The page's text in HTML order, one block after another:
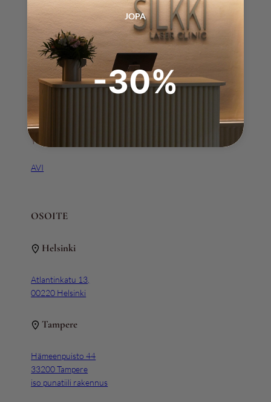
JOPA
-30%
varaukset@ silkkilaserclinic.fi
+358 (0) 4025 000 45
Y-tunnus 3111163-5
AVI
OSOITE
Helsinki
Atlantinkatu 13,
00220 Helsinki
Tampere
Hämeenpuisto 44
33200 Tampere
iso punatiili rakennus